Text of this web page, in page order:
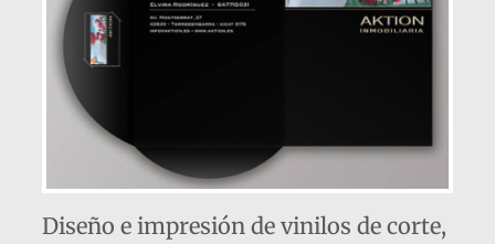
Diseño e impresión de vinilos de corte,